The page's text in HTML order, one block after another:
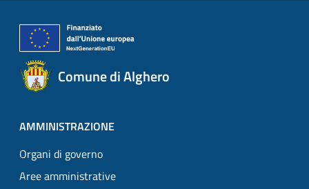
Comune di Alghero
AMMINISTRAZIONE
Organi di governo
Aree amministrative